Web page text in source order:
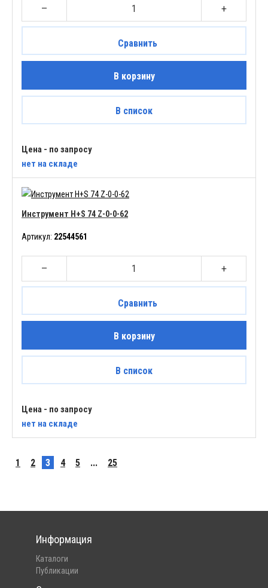
– +
Сравнить
В корзину
В список
Цена - по запросу
нет на складе
Инструмент H+S 74 Z-0-0-62
Артикул: 22544561
– +
Сравнить
В корзину
В список
Цена - по запросу
нет на складе
1 2 3 4 5 ... 25
Информация
Каталоги
Публикации